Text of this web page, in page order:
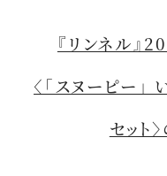
『リンネル
〈「スヌーピー
セット